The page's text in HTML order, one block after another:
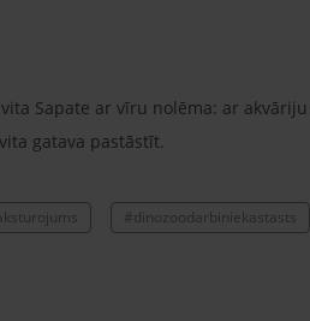
Sapate ar vīru nolēma: ar
gatava pastāstīt.
#dinozoodarbiniekastasts